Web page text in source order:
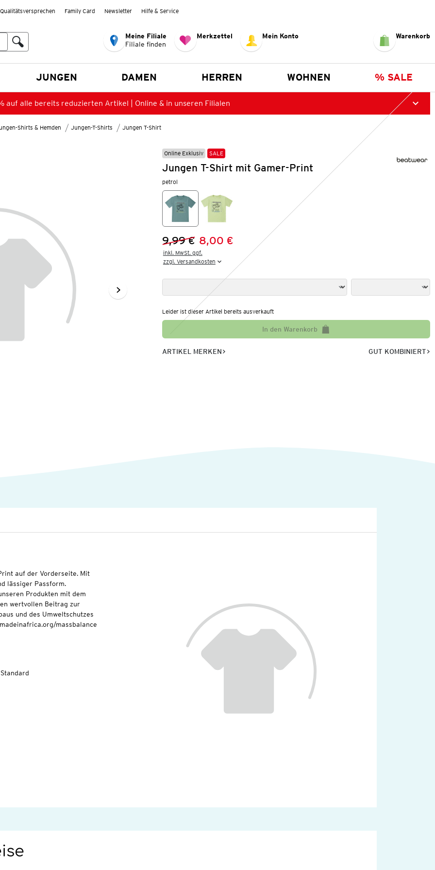
Qualitätsversprechen Family Card Newsletter Hilfe & Service
Meine Filiale
Filiale finden
Merkzettel Mein Konto Warenkorb
JUNGEN DAMEN HERREN WOHNEN % SALE
auf alle bereits reduzierten Artikel | Online & in unseren Filialen
Shirts & Hemden Jungen-T-Shirts Jungen T-Shirt
Online Exklusiv SALE
Jungen T-Shirt mit Gamer-Print
petrol
Vorheriger Preis:
9,99 €
Neuer Preis:
8,00 €
inkl. MwSt. ggf.
zzgl. Versandkosten
Leider ist dieser Artikel bereits ausverkauft
In den Warenkorb
ARTIKEL MERKEN GUT KOMBINIERT
auf der Vorderseite. Mit
lässiger Passform.
Produkten mit dem
wertvollen Beitrag zur
und des Umweltschutzes
massbalance